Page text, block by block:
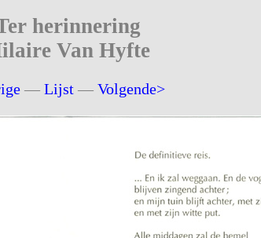
herinnering
Van Hyfte
—Lijst —Volgende>